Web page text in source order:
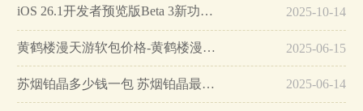
iOS 26.1开发者预览版Beta 3新功能详解… 2025-10-14
黄鹤楼漫天游软包价格-黄鹤楼漫天游软包多少钱一盒… 2025-06-15
苏烟铂晶多少钱一包 苏烟铂晶最新价格… 2025-06-14